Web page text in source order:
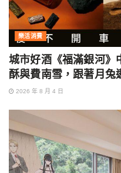
樂活消費
城市好酒《福滿銀河》
酥與費南雪，跟著月兔
2026 年 8 月 4 日